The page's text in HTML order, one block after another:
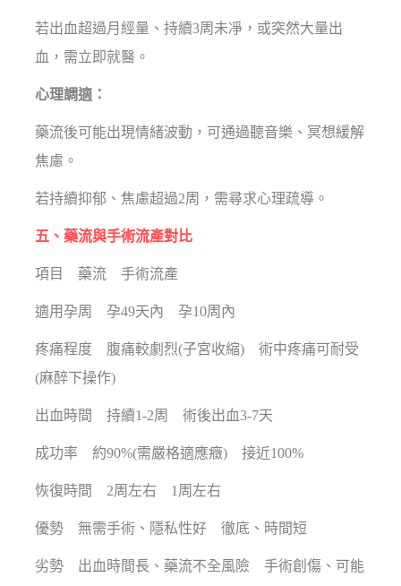
若出血超過月經量、持續3周未凈，或突然大量出
血，需立即就醫。
心理調適：
藥流後可能出現情緒波動，可通過聽音樂、冥想緩解
焦慮。
若持續抑郁、焦慮超過2周，需尋求心理疏導。
五、藥流與手術流產對比
項目 藥流 手術流產
適用孕周 孕49天內 孕10周內
疼痛程度 腹痛較劇烈(子宮收縮) 術中疼痛可耐受
(麻醉下操作)
出血時間 持續1-2周 術後出血3-7天
成功率 約90%(需嚴格適應癥) 接近100%
恢復時間 2周左右 1周左右
優勢 無需手術、隱私性好 徹底、時間短
劣勢 出血時間長、藥流不全風險 手術創傷、可能